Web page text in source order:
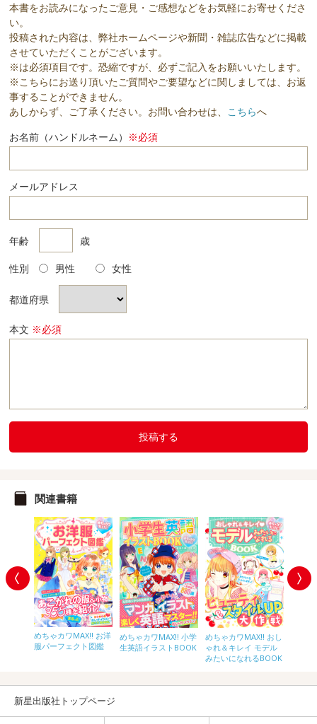
本書をお読みになったご意見・ご感想などをお気軽にお寄せくださ
い。
投稿された内容は、弊社ホームページや新聞・雑誌広告などに掲載
させていただくことがございます。
※は必須項目です。恐縮ですが、必ずご記入をお願いいたします。
※こちらにお送り頂いたご質問やご要望などに関しましては、お返
事することができません。
あしからず、ご了承ください。お問い合わせは、 こちらへ
お名前（ハンドルネーム） ※必須
メールアドレス
年齢 歳
性別 男性 女性
都道府県
本文 ※必須
投稿する
関連書籍
めちゃカワMAX!! お洋
服パーフェクト図鑑
めちゃカワMAX!! 小学
生英語イラストBOOK
めちゃカワMAX!! おし
ゃれ＆キレイ モデル
みたいになれるBOOK
新星出版社トップページ